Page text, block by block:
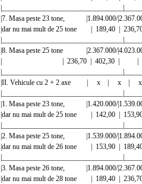
|7. Masa peste 23 tone, |1.894.000/
|dar nu mai mult de 25 tone | 189,40
|8. Masa peste 25 tone |2.367.000/
| | 236,70 | 402,30 |
|II. Vehicule cu 2 + 2 axe | x | x
|1. Masa peste 23 tone, |1.420.000/
|dar nu mai mult de 25 tone | 142,00
|2. Masa peste 25 tone, |1.539.000/
|dar nu mai mult de 26 tone | 153,90
|3. Masa peste 26 tone, |1.894.000/
|dar nu mai mult de 28 tone | 189,40